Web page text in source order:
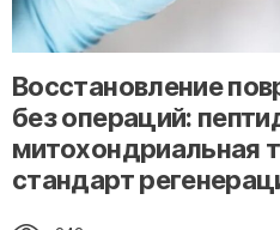
" alt="loading" class="img-
Восстановление
без операций:
митохондриальная
стандарт